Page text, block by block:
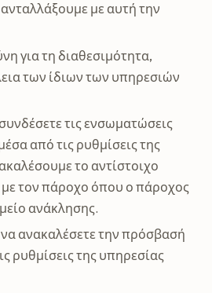
με αυτή την
για τη διαθεσιμότητα,
των ίδιων των υπηρεσιών
τις ενσωματώσεις
από τις ρυθμίσεις της
το αντίστοιχο
με τον πάροχο όπου ο πάροχος
ανάκλησης.
ανακαλέσετε την πρόσβασή
ρυθμίσεις της υπηρεσίας